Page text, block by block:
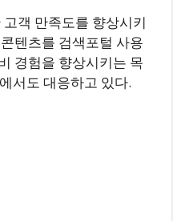
객 만족도를 향상시키
텐츠를 검색포털 사용
경험을 향상시키는 목
서도 대응하고 있다.